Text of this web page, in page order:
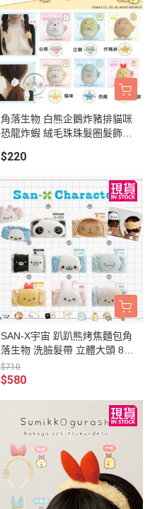
角落生物 白熊企鵝炸豬排貓咪
恐龍炸蝦 絨毛珠珠髮圈髮飾6
$220
SAN-X宇宙 趴趴熊烤焦麵包角
落生物 洗臉髮帶 立體大頭 8選
1
$710
$580